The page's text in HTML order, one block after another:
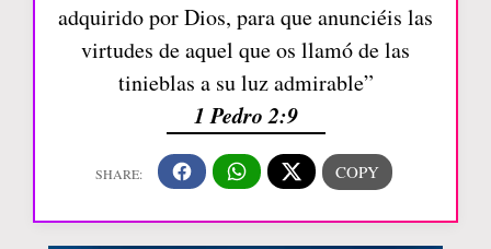
adquirido por Dios, para que anunciéis las
virtudes de aquel que os llamó de las
tinieblas a su luz admirable”
1 Pedro 2:9